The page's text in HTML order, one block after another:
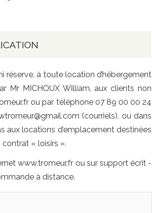
réserve, à toute location d’hébergement
Mr MICHOUX William, aux clients non
ou par téléphone 07 89 00 00 24
(courriels), ou dans
aux locations d’emplacement destinées
contrat « loisirs ».
www.tromeur.fr ou sur support écrit -
à distance.